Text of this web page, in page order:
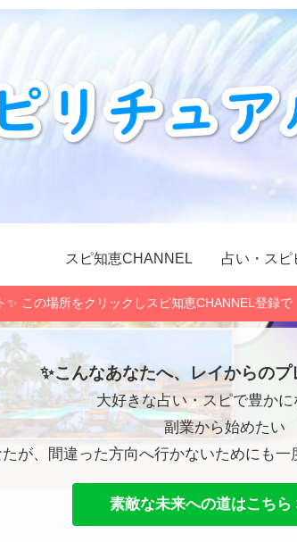
スピ知恵CHANNEL 占い・スピ
この場所をクリックしスピ知恵CHANNEL登録
✨こんなあなたへ、レイからのプ
大好きな占い・スピで豊かに
副業から始めたい
が、間違った方向へ行かないためにも一
素敵な未来への道はこちら